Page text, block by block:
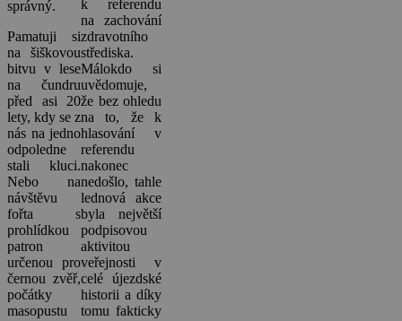
správný.
Pamatuji si
na šiškovou
bitvu v lese
na čundru
před asi 20
lety, kdy se z
nás na jedno
odpoledne
stali kluci.
Nebo na
návštěvu
fořta s
prohlídkou
patron
určenou pro
černou zvěř,
počátky
masopustu
k referendu
na zachování
zdravotního
střediska.
Málokdo si
uvědomuje,
že bez ohledu
na to, že k
hlasování v
referendu
nakonec
nedošlo, tahle
lednová akce
byla největší
podpisovou
aktivitou
veřejnosti v
celé újezdské
historii a díky
tomu fakticky